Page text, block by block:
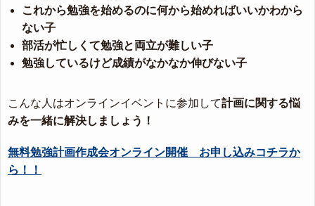
これから勉強を始めるのに何から始めればいいかわから
ない子
部活が忙しくて勉強と両立が難しい子
勉強しているけど成績がなかなか伸びない子
こんな人はオンラインイベントに参加して計画に関する悩
みを一緒に解決しましょう！
無料勉強計画作成会オンライン開催 お申し込みコチラか
ら！！